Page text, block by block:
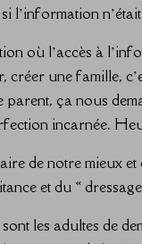
l’information
où l’accès à
créer une famille,
ça nous
incarnée.
de notre mieux
et du «
les adultes de